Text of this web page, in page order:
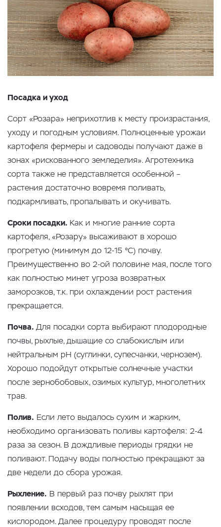
Посадка и уход
Сорт «Розара» неприхотлив к месту произрастания,
уходу и погодным условиям. Полноценные урожаи
картофеля фермеры и садоводы получают даже в
зонах «рискованного земледелия». Агротехника
сорта также не представляется особенной –
растения достаточно вовремя поливать,
подкармливать, пропалывать и окучивать.
Сроки посадки. Как и многие ранние сорта
картофеля, «Розару» высаживают в хорошо
прогретую (минимум до 12-15 °C) почву.
Преимущественно во 2-ой половине мая, после того
как полностью минет угроза возвратных
заморозков, т.к. при охлаждении рост растения
прекращается.
Почва. Для посадки сорта выбирают плодородные
почвы, рыхлые, дышащие со слабокислым или
нейтральным рН (суглинки, супесчанки, чернозем).
Хорошо подойдут открытые солнечные участки
после зернобобовых, озимых культур, многолетних
трав.
Полив. Если лето выдалось сухим и жарким,
необходимо организовать поливы картофеля: 2-4
раза за сезон. В дождливые периоды грядки не
поливают. Подачу воды полностью прекращают за
две недели до сбора урожая.
Рыхление. В первый раз почву рыхлят при
появлении всходов, тем самым насыщая ее
кислородом. Далее процедуру проводят после